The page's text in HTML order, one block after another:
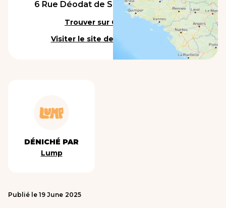
6 Rue Déodat de Sévérac, 75017 Paris
Trouver sur Google Maps
Visiter le site de l'établissement
DÉNICHÉ PAR
Lump
Publié le 19 June 2025